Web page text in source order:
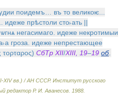
поидемъ… въ то великоѥ...
прѣстоли сто˫ать ||
негасимаго. идеже некротимыи
гроза. идеже непрестающее
СбТр XII/XIII, 19–19 об.
XIV вв.) / АН СССР. Институт русского
редактор Р. И. Аванесов 1988